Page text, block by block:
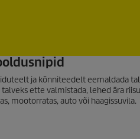
ja kõnniteedelt eemaldada
ette valmistada, lehed ära
mootorratas, auto või haagissuvila.